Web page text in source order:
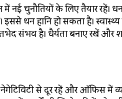
नई चुनौतियों के लिए तैयार
धन हानि हो सकता है।
संभव है। धैर्यता बनाए रखें और
से दूर रहें और ऑफिस में